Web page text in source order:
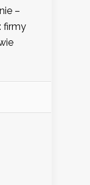
–
firmy